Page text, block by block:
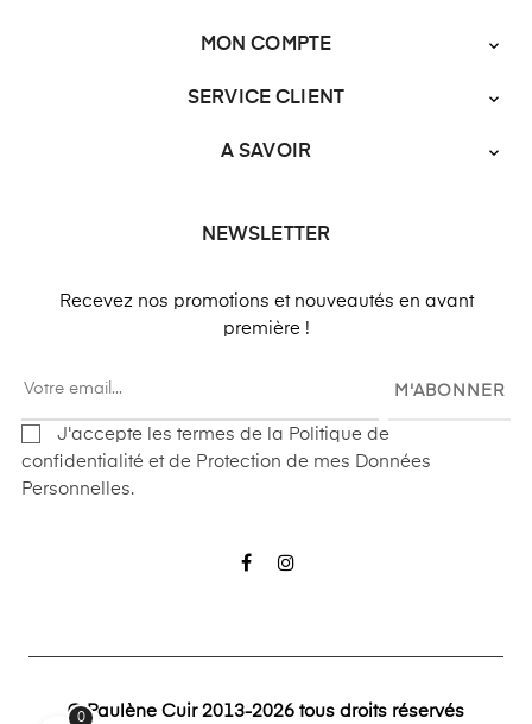
MON COMPTE 
SERVICE CLIENT 
A SAVOIR 
NEWSLETTER
Recevez nos promotions et nouveautés en avant
première !
M'ABONNER
J'accepte les termes de la Politique de
confidentialité et de Protection de mes Données
Personnelles.
Facebook
© Paulène Cuir 2013-2026 tous droits réservés
0